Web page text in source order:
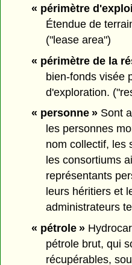
« périmètre
Étendue de
("lease area")
« périmètre de la
bien-fonds visée
d'exploration.
« personne »Sont
les personnes
nom collectif, les
les consortiums
représentants
leurs héritiers et
administrateurs
« pétrole »
pétrole brut, qui
récupérables,